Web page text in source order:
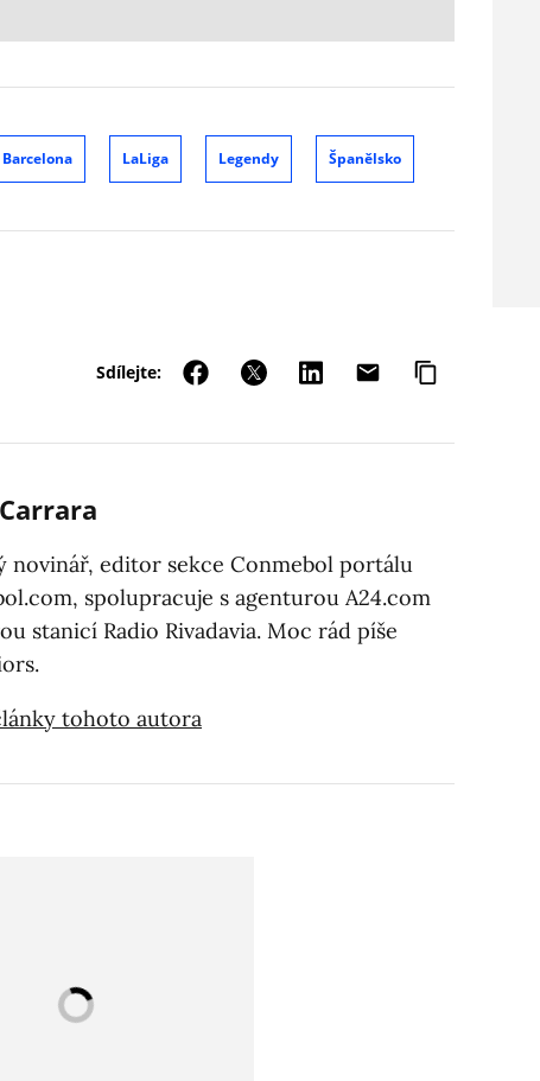
Barcelona LaLiga Legendy Španělsko
Sdílejte:
novinář, editor sekce Conmebol portálu
spolupracuje s agenturou A24.com
stanicí Radio Rivadavia. Moc rád píše
tohoto autora